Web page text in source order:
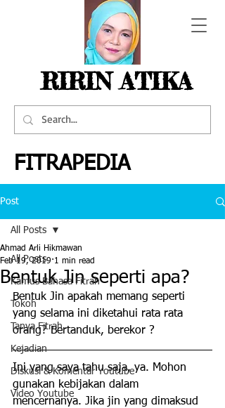
RIRIN ATIKA
FITRAPEDIA
Post
All Posts
Kamus Bahasa Fitrah
Tokoh
Tanya Fitrah
Kejadian
Diskusi & Komentar Youtube
Video Youtube
All Posts
Bentuk Jin seperti apa?
Ahmad Arli Hikmawan
Feb 19, 2019 1 min read
Bentuk Jin apakah memang seperti
yang selama ini diketahui rata rata
orang? Bertanduk, berekor ?
Ini yang saya tahu saja, ya. Mohon
gunakan kebijakan dalam
mencernanya. Jika jin yang dimaksud